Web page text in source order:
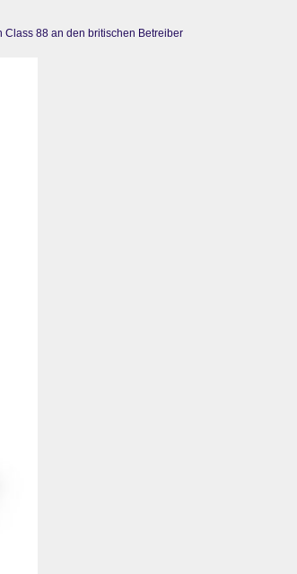
88 an den britischen Betreiber